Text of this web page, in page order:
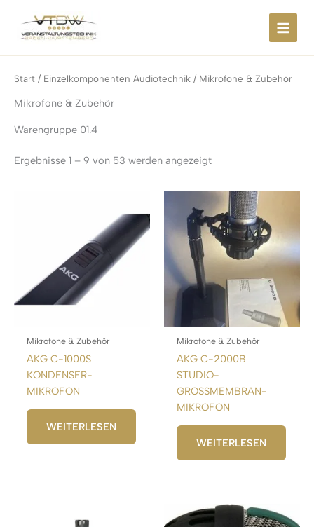
springen
Inhalt
springen
Start / Einzelkomponenten Audiotechnik / Mikrofone & Zubehör
Mikrofone & Zubehör
Warengruppe 01.4
Ergebnisse 1 – 9 von 53 werden angezeigt
Mikrofone & Zubehör
AKG C-1000S
KONDENSER-
MIKROFON
WEITERLESEN
Mikrofone & Zubehör
AKG C-2000B
STUDIO-
GROSSMEMBRAN-
MIKROFON
WEITERLESEN